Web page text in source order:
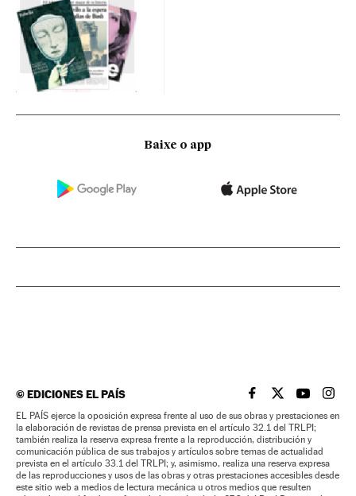
Baixe o app
©EDICIONES EL PAÍS EL PAÍS BRASIL EN
EL PAÍSEL PAÍS
EL
EL PAÍS ejerce la oposición expresa frente al uso de sus obras y prestaciones en
la elaboración de revistas de prensa prevista en el artículo 32.1 del TRLPI;
también realiza la reserva expresa frente a la reproducción, distribución y
comunicación pública de sus trabajos y artículos sobre temas de actualidad
prevista en el artículo 33.1 del TRLPI; y, asimismo, realiza una reserva expresa
de las reproducciones y usos de las obras y otras prestaciones accesibles desde
este sitio web a medios de lectura mecánica u otros medios que resulten